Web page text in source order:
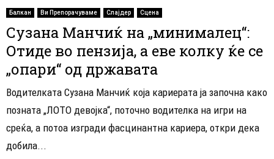
Балкан Ви Препорачуваме Слајдер Сцена
Сузана Манчиќ на „минималец“:
Отиде во пензија, а еве колку ќе се
„опари“ од државата
Водителката Сузана Манчиќ која кариерата ја започна како
позната „ЛОТО девојка“, поточно водителка на игри на
среќа, а потоа изгради фасцинантна кариера, откри дека
добила...